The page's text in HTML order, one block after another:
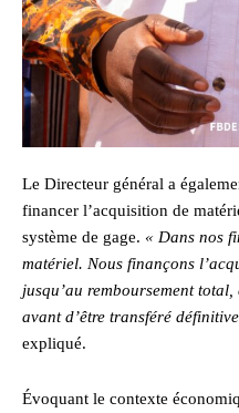
Le Directeur général a
financer l’acquisition de
système de gage. « Dans nos
matériel. Nous finançons
jusqu’au remboursement
avant d’être transféré
expliqué.
Évoquant le contexte